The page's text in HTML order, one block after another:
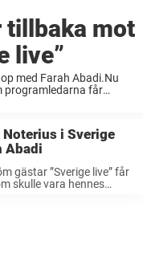
tillbaka mot
live”
med Farah Abadi.Nu
programledarna får
i Sverige
Abadi
gästar ”Sverige live” får
skulle vara hennes